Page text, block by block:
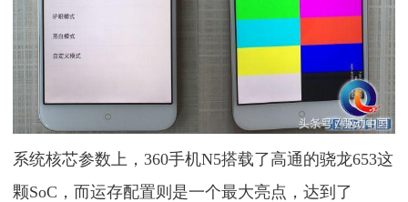
系统核芯参数上，360手机N5搭载了高通的骁龙653这
颗SoC，而运存配置则是一个最大亮点，达到了